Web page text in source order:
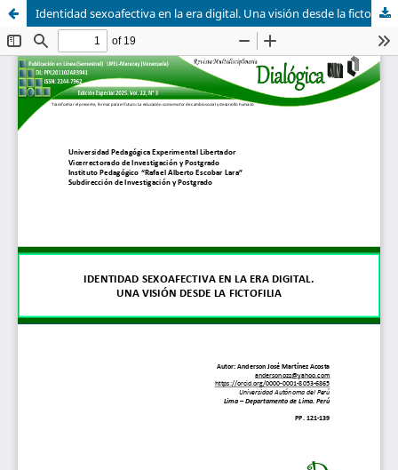
Identidad sexoafectiva en la era digital. Una visión desde la fictofilia